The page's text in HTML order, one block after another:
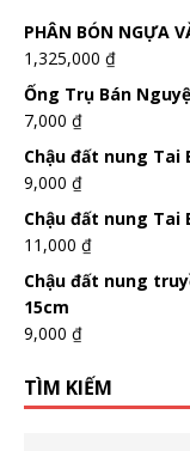
PHÂN BÓN NGỰA
1,325,000 ₫
Ống Trụ Bán
7,000 ₫
Chậu đất nung Tai
9,000 ₫
Chậu đất nung Tai
11,000 ₫
Chậu đất nung
15cm
9,000 ₫
TÌM KIẾM